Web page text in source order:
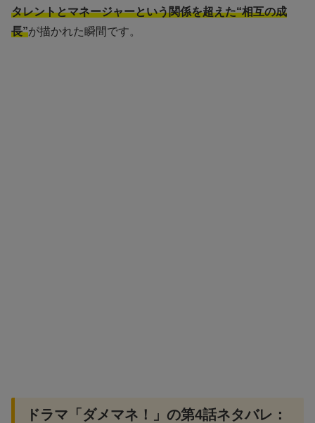
タレントとマネージャーという関係を超えた“相互の成
長”が描かれた瞬間です。
ドラマ「ダメマネ！」の第4話ネタバレ：